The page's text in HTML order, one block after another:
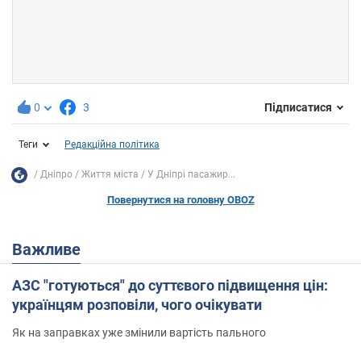
0 3 Підписатися
Теги Редакційна політика
Дніпро Життя міста У Дніпрі пасажир...
Повернутися на головну OBOZ
Важливе
АЗС "готуються" до суттєвого підвищення цін:
українцям розповіли, чого очікувати
Як на заправках уже змінили вартість пального